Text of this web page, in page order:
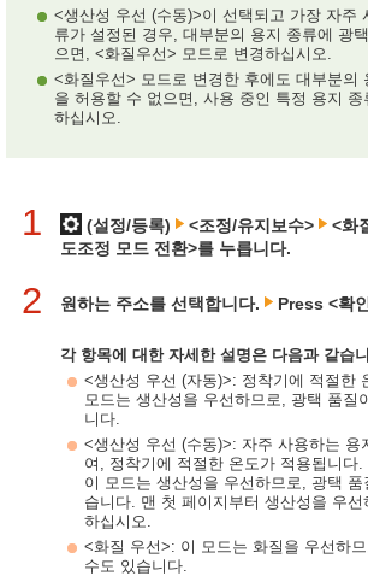
<생산성 우선 (수동)>이 선택되고 가장 자주
류가 설정된 경우, 대부분의 용지 종류에 광
으면, <화질우선> 모드로 변경하십시오.
<화질우선> 모드로 변경한 후에도 대부분의
을 허용할 수 없으면, 사용 중인 특정 용지 종
하십시오.
1 (설정/등록) <조정/유지보수> <화
도조정 모드 전환>를 누릅니다.
2 원하는 주소를 선택합니다. Press <확
각 항목에 대한 자세한 설명은 다음과 같습
<생산성 우선 (자동)>: 정착기에 적절한
모드는 생산성을 우선하므로, 광택 품질
니다.
<생산성 우선 (수동)>: 자주 사용하는 용
여, 정착기에 적절한 온도가 적용됩니다.
이 모드는 생산성을 우선하므로, 광택
습니다. 맨 첫 페이지부터 생산성을 우
하십시오.
<화질 우선>: 이 모드는 화질을 우선하
수도 있습니다.